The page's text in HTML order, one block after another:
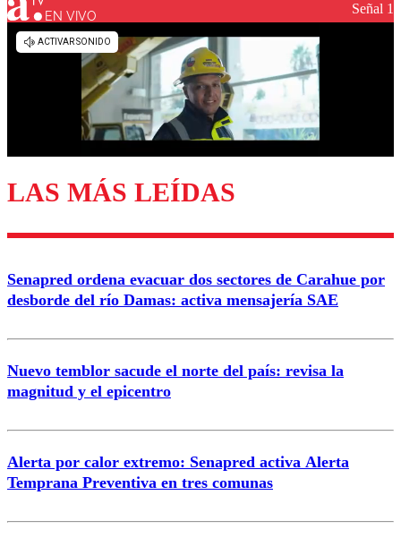
Los comentarios son moderados para garantizar un
diálogo respetuoso.
Enviar comentario
EN VIVO Señal 1
LAS MÁS LEÍDAS
Senapred ordena evacuar dos sectores de Carahue por
desborde del río Damas: activa mensajería SAE
Nuevo temblor sacude el norte del país: revisa la
magnitud y el epicentro
Alerta por calor extremo: Senapred activa Alerta
Temprana Preventiva en tres comunas